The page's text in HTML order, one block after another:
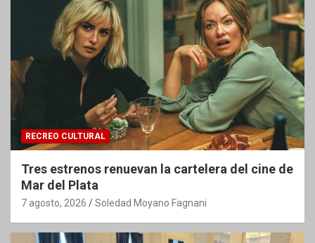
RECREO CULTURAL
Tres estrenos renuevan la cartelera del cine de
Mar del Plata
7 agosto, 2026 Soledad Moyano Fagnani